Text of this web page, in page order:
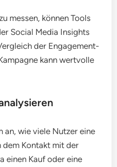
messen, können Tools
Social Media Insights
der Engagement-
kann wertvolle
an, wie viele Nutzer eine
Kontakt mit der
einen Kauf oder eine